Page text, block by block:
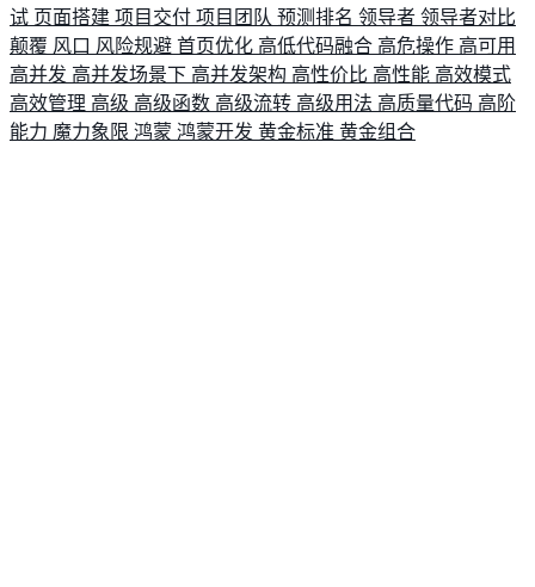
试 页面搭建 项目交付 项目团队 预测排名 领导者 领导者对比
颠覆 风口 风险规避 首页优化 高低代码融合 高危操作 高可用
高并发 高并发场景下 高并发架构 高性价比 高性能 高效模式
高效管理 高级 高级函数 高级流转 高级用法 高质量代码 高阶
能力 魔力象限 鸿蒙 鸿蒙开发 黄金标准 黄金组合